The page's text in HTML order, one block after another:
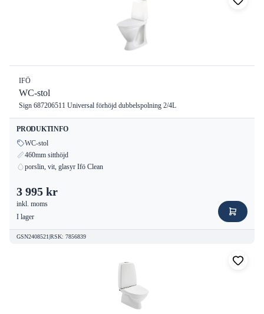
IFÖ
WC-stol
Sign 687206511 Universal förhöjd dubbelspolning 2/4L
PRODUKTINFO
WC-stol
460mm sitthöjd
porslin, vit, glasyr Ifö Clean
3 995 kr
inkl. moms
I lager
GSN2408521|RSK: 7856839